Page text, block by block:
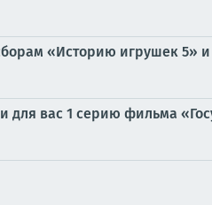
«Историю игрушек 5»
вас 1 серию фильма